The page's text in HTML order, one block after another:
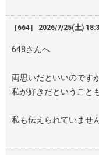
［664］ 2026/7/25(土)
648さんへ
両思いだといいのです
私が好きだということ
私も伝えられていませ